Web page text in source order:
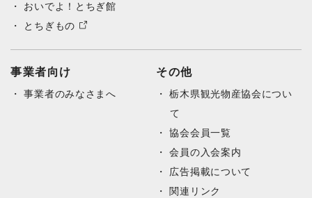
おいでよ！とちぎ館
とちぎもの
事業者向け
事業者のみなさまへ
その他
栃木県観光物産協会につい
て
協会会員一覧
会員の入会案内
広告掲載について
関連リンク